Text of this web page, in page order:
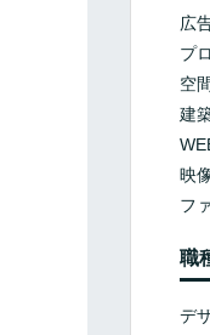
広
プ
空
建
映
フ
職
デ